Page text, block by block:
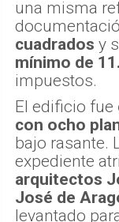
una misma
cuadrados y
mínimo de
impuestos.
El edificio fue
con ocho
bajo rasante.
expediente
arquitectos
José de
levantado